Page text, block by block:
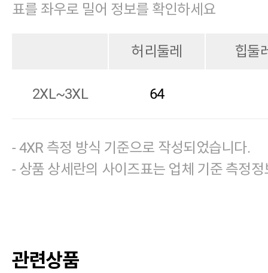
표를 좌우로 밀어 정보를 확인하세요
허리둘레 힙둘
2XL~3XL 64
- 4XR 측정 방식 기준으로 작성되었습니다.
- 상품 상세란의 사이즈표는 업체 기준 측정정
관련상품